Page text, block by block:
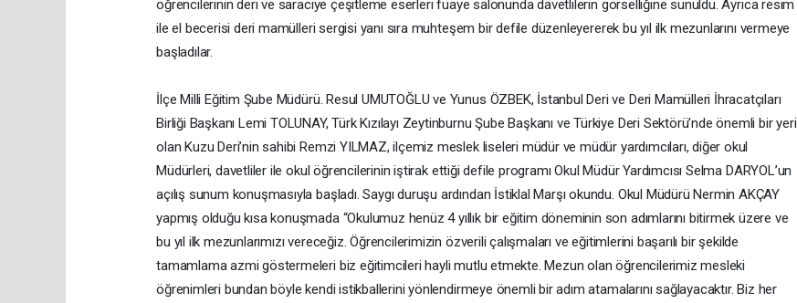
öğrencilerinin deri ve saraciye çeşitleme eserleri fuaye salonunda davetlilerin görselliğine sunuldu. Ayrıca resim
ile el becerisi deri mamülleri sergisi yanı sıra muhteşem bir defile düzenleyererek bu yıl ilk mezunlarını vermeye
başladılar.
İlçe Milli Eğitim Şube Müdürü. Resul UMUTOĞLU ve Yunus ÖZBEK, İstanbul Deri ve Deri Mamülleri İhracatçıları
Birliği Başkanı Lemi TOLUNAY, Türk Kızılayı Zeytinburnu Şube Başkanı ve Türkiye Deri Sektörü’nde önemli bir yeri
olan Kuzu Deri’nin sahibi Remzi YILMAZ, ilçemiz meslek liseleri müdür ve müdür yardımcıları, diğer okul
Müdürleri, davetliler ile okul öğrencilerinin iştirak ettiği defile programı Okul Müdür Yardımcısı Selma DARYOL’un
açılış sunum konuşmasıyla başladı. Saygı duruşu ardından İstiklal Marşı okundu. Okul Müdürü Nermin AKÇAY
yapmış olduğu kısa konuşmada “Okulumuz henüz 4 yıllık bir eğitim döneminin son adımlarını bitirmek üzere ve
bu yıl ilk mezunlarımızı vereceğiz. Öğrencilerimizin özverili çalışmaları ve eğitimlerini başarılı bir şekilde
tamamlama azmi göstermeleri biz eğitimcileri hayli mutlu etmekte. Mezun olan öğrencilerimiz mesleki
öğrenimleri bundan böyle kendi istikballerini yönlendirmeye önemli bir adım atamalarını sağlayacaktır. Biz her